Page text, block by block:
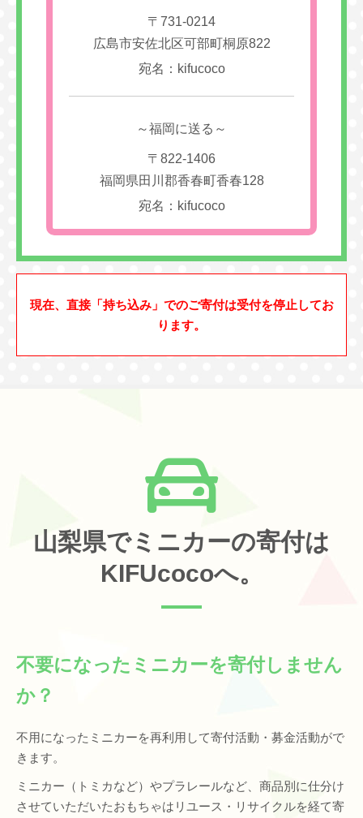
〒731-0214
広島市安佐北区可部町桐原822
宛名：kifucoco
～福岡に送る～
〒822-1406
福岡県田川郡香春町香春128
宛名：kifucoco
現在、直接「持ち込み」でのご寄付は受付を停止してお
ります。
山梨県でミニカーの寄付は
KIFUcocoへ。
不要になったミニカーを寄付しません
か？
不用になったミニカーを再利用して寄付活動・募金活動がで
きます。
ミニカー（トミカなど）やプラレールなど、商品別に仕分け
させていただいたおもちゃはリユース・リサイクルを経て寄